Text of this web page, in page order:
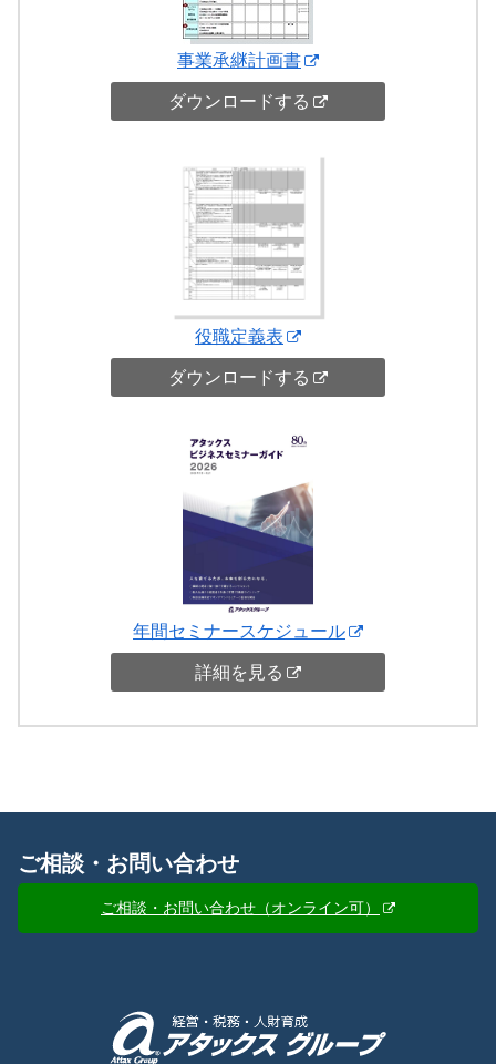
事業承継計画書
ダウンロードする
役職定義表
ダウンロードする
年間セミナースケジュール
詳細を見る
ご相談・お問い合わせ
ご相談・お問い合わせ（オンライン可）